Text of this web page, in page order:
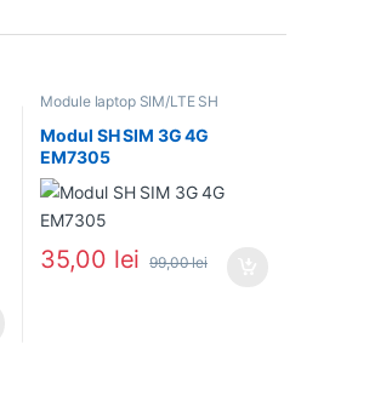
Module laptop SIM/LTE SH
Modul SH SIM 3G 4G
EM7305
35,00 lei 99,00lei